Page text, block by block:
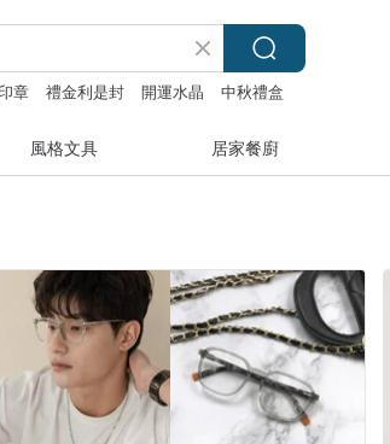
章 禮金利是封 開運水晶
中秋禮盒
風格文具 居家餐廚